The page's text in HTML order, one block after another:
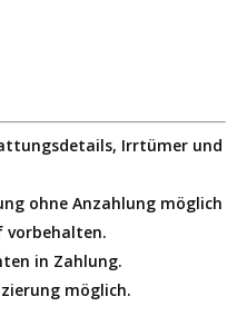
Irrtümer und
ohne Anzahlung möglich
vorbehalten.
in Zahlung.
möglich.